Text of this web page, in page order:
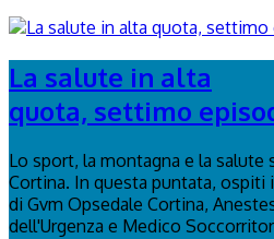
La salute in alta
quota, settimo
Lo sport, la montagna e la salute
Cortina. In questa puntata,
di Gvm Opsedale Cortina,
dell'Urgenza e Medico